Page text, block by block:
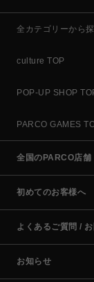
全カテゴリーから
culture TOP
POP-UP SHOP
PARCO GAMES
全国のPARCO店舗
初めてのお客様へ
よくあるご質問 /
お知らせ